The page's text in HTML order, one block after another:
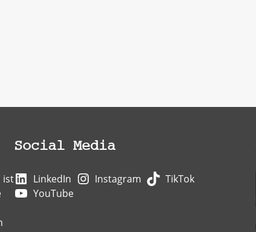
ist
Social Media
LinkedIn Instagram
TikTok
YouTube